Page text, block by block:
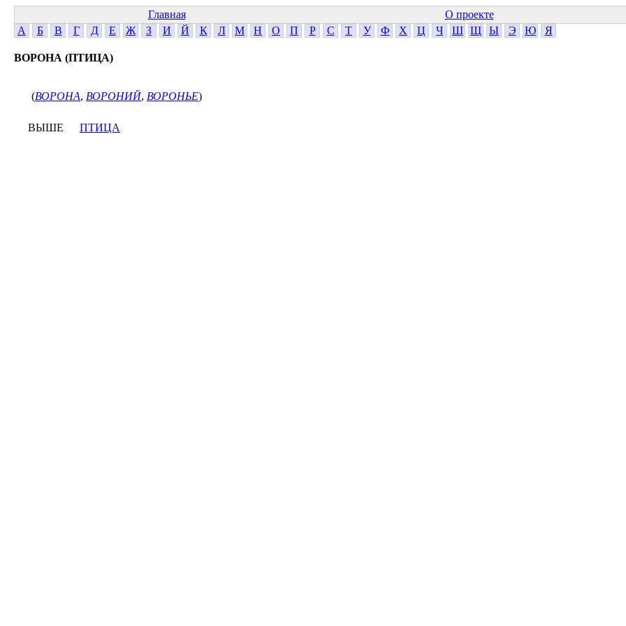
Главная О проекте
А
Б В Г Д Е Ж З И Й К Л М Н О П Р С Т У Ф Х Ц Ч Ш Щ Ы Э Ю Я
ВОРОНА (ПТИЦА)
(ВОРОНА, ВОРОНИЙ, ВОРОНЬЕ)
ВЫШЕ ПТИЦА